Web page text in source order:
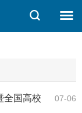
07-06
全国高校